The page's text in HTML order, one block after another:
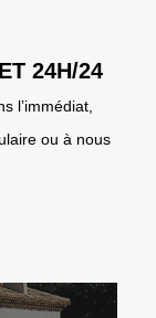
24H/24
l’immédiat,
ou à nous